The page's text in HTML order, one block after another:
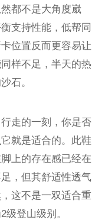
都不是大角度崴
支持性能，低帮同
位置反而更容易让
样不足，半天的热
石。
走的一刻，你是否
就是适合的。此鞋
上的存在感已经在
，但其舒适性透气
这不是一双适合重
登山级别。